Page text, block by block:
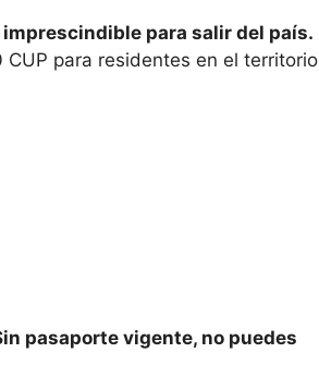
para salir del país.
para residentes en el territorio
pasaporte vigente, no puedes